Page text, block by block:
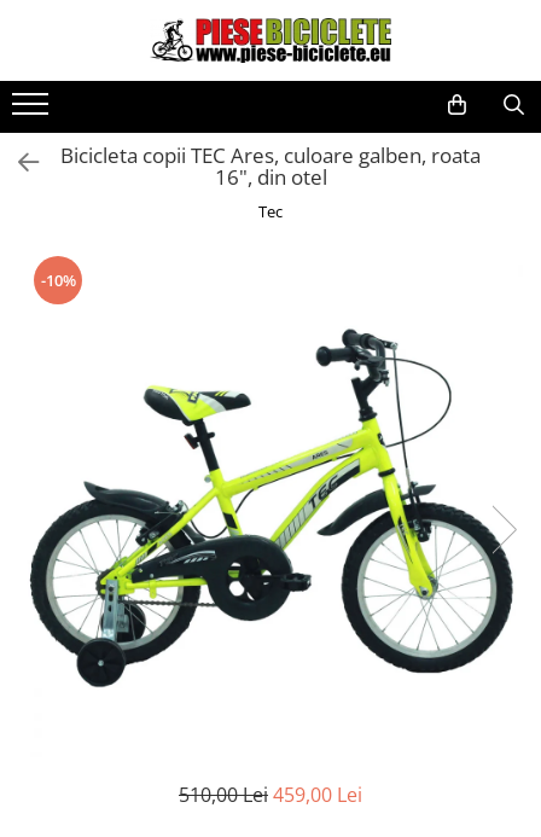
Toate Produsele
Biciclete
Biciclete fara pedale
Cursiere
Mountain Bike
Triciclete
Trotinete
Vehicule Electrice
Scutere
Triciclete
Piese vehicule electrice
Bicicleta copii TEC Ares, culoare galben, roata
16", din otel
Tec
-10%
510,00 Lei459,00 Lei